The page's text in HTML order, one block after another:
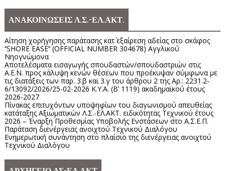
ΑΝΑΚΟΙΝΩΣΕΙΣ Λ.Σ.-ΕΛ.ΑΚΤ.
Αίτηση χορήγησης παράτασης κατ΄ εξαίρεση αδείας στο σκάφος
‘’SHORE EASE’’ (OFFICIAL NUMBER 304678) Αγγλικού
Νηογνώμονα
Αποτελέσματα εισαγωγής σπουδαστών/σπουδαστριών στις
Α.Ε.Ν. προς κάλυψη κενών θέσεων που προέκυψαν σύμφωνα με
τις διατάξεις των παρ. 3.β και 3.γ του άρθρου 2 της Αρ.: 2231.2-
6/13092/2026/25-02-2026 Κ.Υ.Α. (Β’ 1119) ακαδημαϊκού έτους
2026-2027
Πίνακας επιτυχόντων υποψηφίων του διαγωνισμού απευθείας
κατάταξης Αξιωματικών Λ.Σ.-ΕΛ.ΑΚΤ. ειδικότητας Τεχνικού έτους
2026 – Έναρξη Προθεσμίας Υποβολής Ενστάσεων στο Α.Σ.Ε.Π.
Παράταση διενέργειας ανοιχτού Τεχνικού Διαλόγου
Ενημερωτική συνάντηση στο πλαίσιο της διενέργειας ανοιχτού
Τεχνικού Διαλόγου